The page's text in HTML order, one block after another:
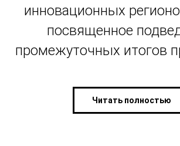
инновационных
посвященное
промежуточных итогов
Читать полностью